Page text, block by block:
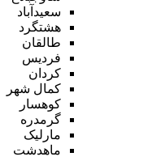
سعیدآباد
هشتگرد
طالقان
فردیس
کردان
کمال شهر
کوهسار
گرمدره
مارلیک
ماهدشت